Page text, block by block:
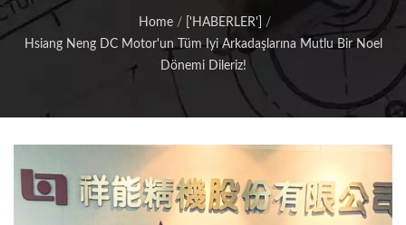
Bir Noel Sezonu Diler! |
Yüksek RPM Ve Güçlü Planet
Dişli Motor Üreticisi |
Hsiang Neng
kalifikasyonuna sahip olup ayrıca TUV, CE ve UL sertifikalıdır.
Home / ['HABERLER']
/
Hsiang Neng DC Motor'un Tüm Iyi Arkadaşlarına Mutlu Bir Noel
Dönemi Dileriz!